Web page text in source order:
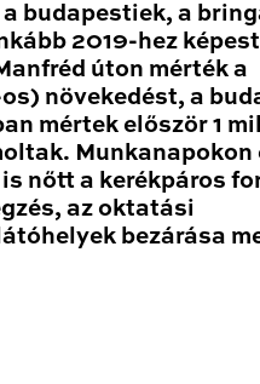
budapestiek, a
2019-hez
úton mérték a
növekedést, a
mértek először 1
Munkanapokon
nőtt a kerékpáros
az oktatási
bezárása